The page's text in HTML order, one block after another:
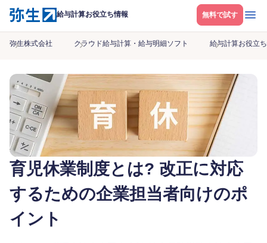
給与計算お役立ち情報 無料で試す メニ
弥生株式会社 クラウド給与計算・給与明細ソフト 給与計算お役立
育児休業制度とは? 改正に対応
するための企業担当者向けのポ
イント